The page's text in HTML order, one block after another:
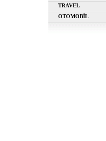
TRAVEL
OTOMOBİL